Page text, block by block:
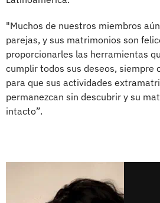
"Muchos de nuestros miembros
parejas, y sus matrimonios son
proporcionarles las herramientas
cumplir todos sus deseos, siempre
para que sus actividades
permanezcan sin descubrir y su
intacto”.